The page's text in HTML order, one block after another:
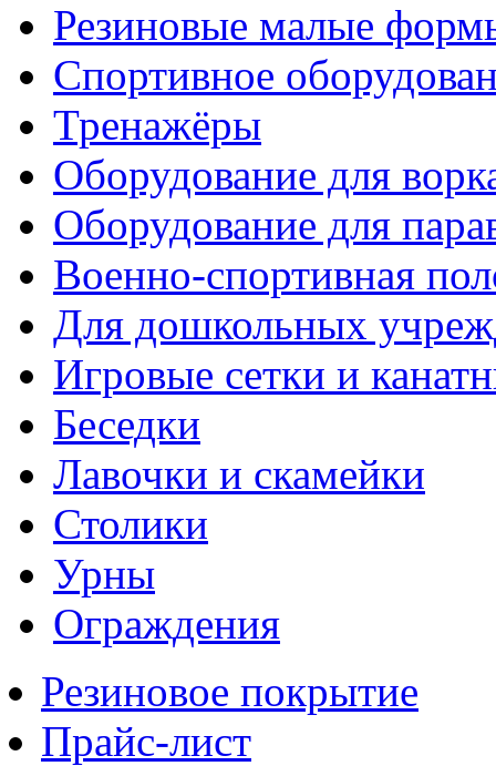
Резиновые малые
Спортивное
Тренажёры
Оборудование для
Оборудование для
Военно-спортивная
Для дошкольных
Игровые сетки и
Беседки
Лавочки и скамейки
Столики
Урны
Ограждения
Резиновое покрытие
Прайс-лист